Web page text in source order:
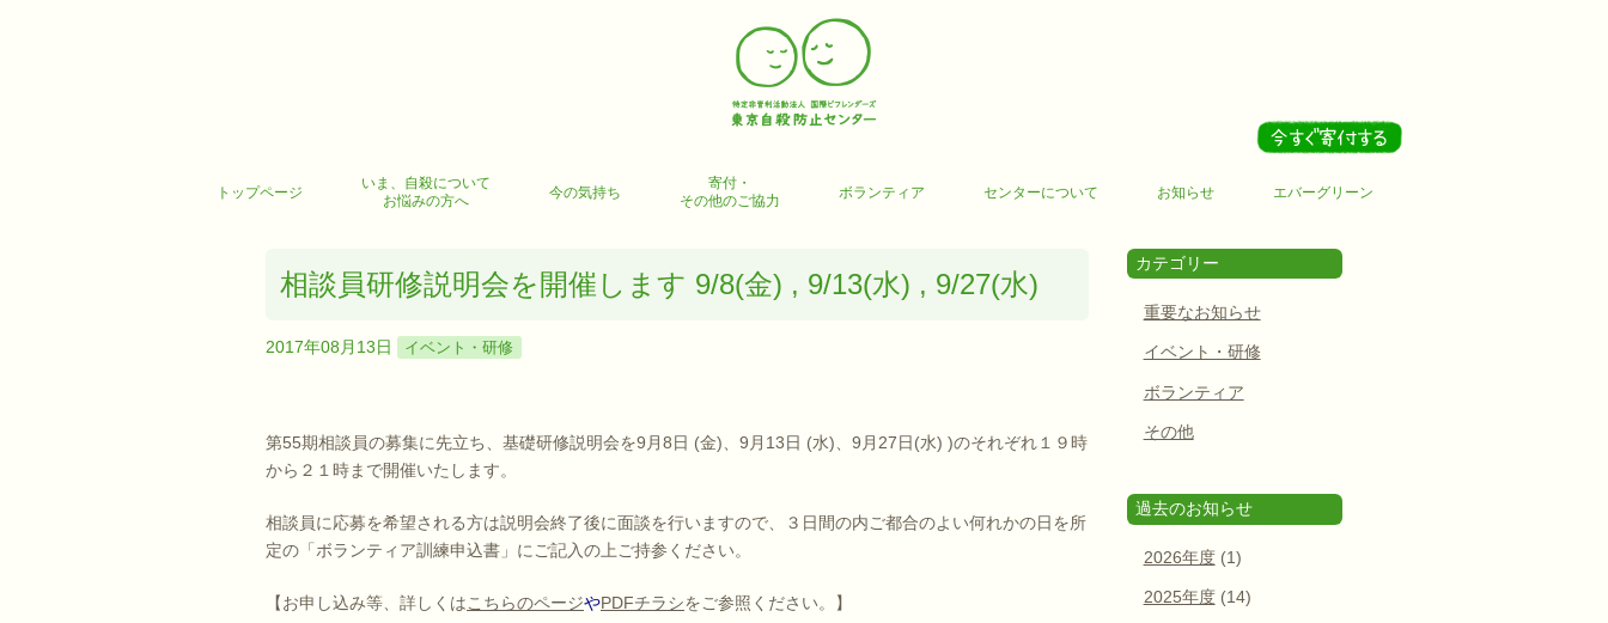
トップページ
いま、自殺について
お悩みの方へ
今の気持ち
寄付・
その他のご協力
ボランティア センターについて お知らせ エバーグリーン
相談員研修説明会を開催します 9/8(金) , 9/13(水) , 9/27(水)
2017年08月13日 イベント・研修
第55期相談員の募集に先立ち、基礎研修説明会を9月8日 (金)、9月13日 (水)、9月27日(水) )のそれぞれ１９時
から２１時まで開催いたします。
相談員に応募を希望される方は説明会終了後に面談を行いますので、３日間の内ご都合のよい何れかの日を所
定の「ボランティア訓練申込書」にご記入の上ご持参ください。
【お申し込み等、詳しくはこちらのページやPDFチラシをご参照ください。】
カテゴリー
重要なお知らせ
イベント・研修
ボランティア
その他
過去のお知らせ
2026年度(1)
2025年度(14)